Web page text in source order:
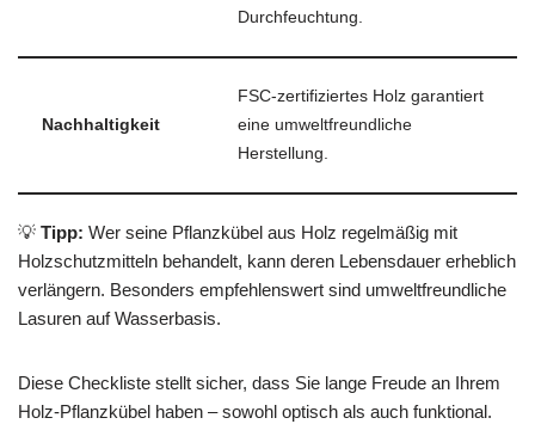
Durchfeuchtung.
Nachhaltigkeit
FSC-zertifiziertes Holz garantiert
eine umweltfreundliche
Herstellung.
💡 Tipp: Wer seine Pflanzkübel aus Holz regelmäßig mit
Holzschutzmitteln behandelt, kann deren Lebensdauer erheblich
verlängern. Besonders empfehlenswert sind umweltfreundliche
Lasuren auf Wasserbasis.
Diese Checkliste stellt sicher, dass Sie lange Freude an Ihrem
Holz-Pflanzkübel haben – sowohl optisch als auch funktional.